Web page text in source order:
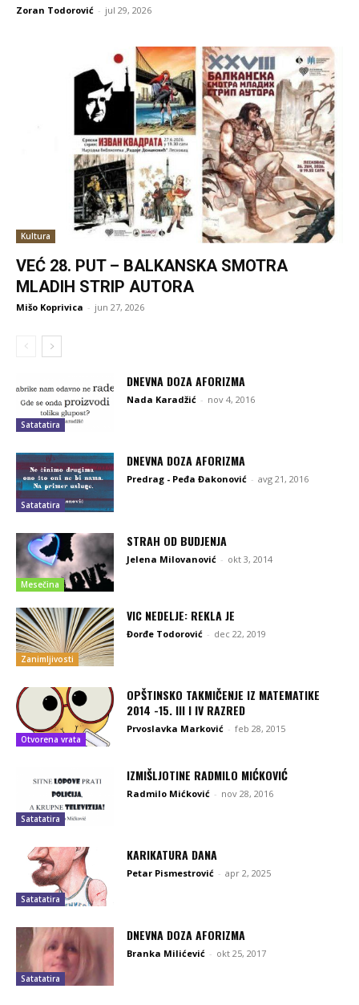
Zoran Todorović - jul 29, 2026
Kultura
VEĆ 28. PUT – BALKANSKA SMOTRA
MLADIH STRIP AUTORA
Mišo Koprivica - jun 27, 2026
Satatatira
DNEVNA DOZA AFORIZMA
Nada Karadžić - nov 4, 2016
Satatatira
DNEVNA DOZA AFORIZMA
Predrag - Peđa Đakonović - avg 21, 2016
Mesečina
STRAH OD BUDJENJA
Jelena Milovanović - okt 3, 2014
Zanimljivosti
VIC NEDELJE: REKLA JE
Đorđe Todorović - dec 22, 2019
Otvorena vrata
OPŠTINSKO TAKMIČENJE IZ MATEMATIKE
2014 -15. III I IV RAZRED
Prvoslavka Marković - feb 28, 2015
Satatatira
IZMIŠLJOTINE RADMILO MIĆKOVIĆ
Radmilo Mićković - nov 28, 2016
Satatatira
KARIKATURA DANA
Petar Pismestrović - apr 2, 2025
Satatatira
DNEVNA DOZA AFORIZMA
Branka Milićević - okt 25, 2017